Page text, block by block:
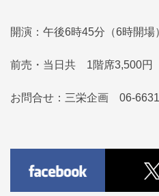
開演：午後6時45分（6時開場
前売・当日共 1階席3,500円
お問合せ：三栄企画